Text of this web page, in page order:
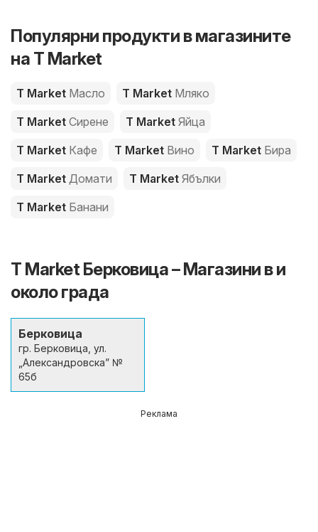
Популярни продукти в магазините
на T Market
T Market Масло T Market Мляко
T Market Сирене T Market Яйца
T Market Кафе T Market Вино T Market Бира
T Market Домати T Market Ябълки
T Market Банани
T Market Берковица – Магазини в и
около града
Берковица
гр. Берковица, ул.
„Александровскa” №
65б
Реклама